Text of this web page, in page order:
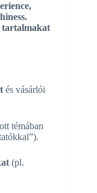
tartalmakat
és vásárlói
témában
(pl.